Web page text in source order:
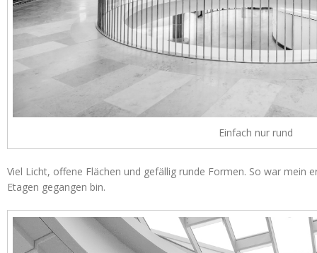
Einfach nur rund
Viel Licht, offene Flächen und gefällig runde Formen. So war mein
Etagen gegangen bin.